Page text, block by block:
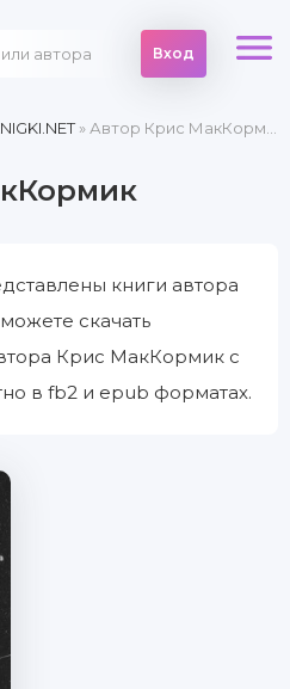
Вход
» Автор Крис МакКормик
книги автора
скачать
Крис МакКормик с
в fb2 и epub форматах.